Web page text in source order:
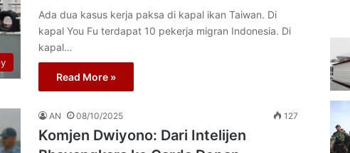
Ada dua kasus kerja paksa di kapal ikan Taiwan. Di
kapal You Fu terdapat 10 pekerja migran Indonesia. Di
kapal…
Read More »
AN 08/10/2025 127
Komjen Dwiyono: Dari Intelijen